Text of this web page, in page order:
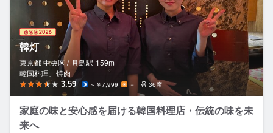
韓灯
東京都 中央区 / 月島駅 159m
韓国料理、焼肉
3.59 ～￥7,999 － 36席
家庭の味と安心感を届ける韓国料理店・伝統の味を未
来へ